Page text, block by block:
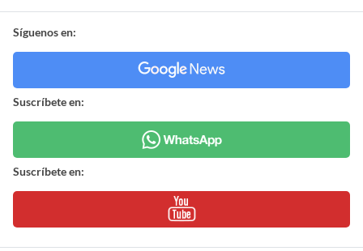
Síguenos en:
Suscríbete en:
Suscríbete en: